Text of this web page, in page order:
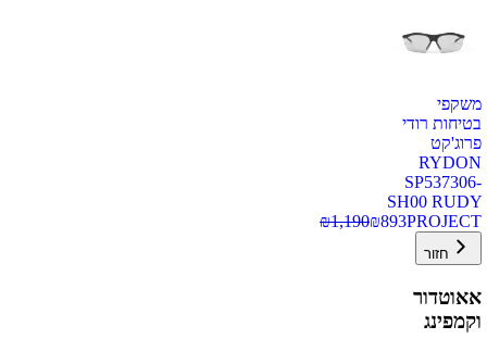
משקפי
בטיחות רודי
פרוג'קט
RYDON
SP537306-
SH00 RUDY
PROJECT
₪893
₪1,190
חזור
אאוטדור
וקמפינג